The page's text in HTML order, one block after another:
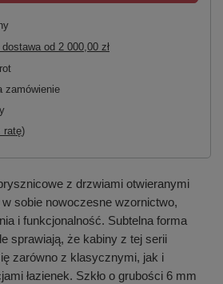
od 2 000,00 zł
zamówienie
ratę)
z drzwiami otwieranymi
w sobie nowoczesne wzornictwo,
i funkcjonalność. Subtelna forma
sprawiają, że kabiny z tej serii
zarówno z klasycznymi, jak i
łazienek. Szkło o grubości 6 mm